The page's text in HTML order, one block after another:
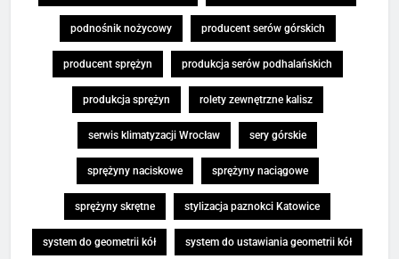
podnośnik nożycowy producent serów górskich
producent sprężyn produkcja serów podhalańskich
produkcja sprężyn rolety zewnętrzne kalisz
serwis klimatyzacji Wrocław sery górskie
sprężyny naciskowe sprężyny naciągowe
sprężyny skrętne stylizacja paznokci Katowice
system do geometrii kół system do ustawiania geometrii kół